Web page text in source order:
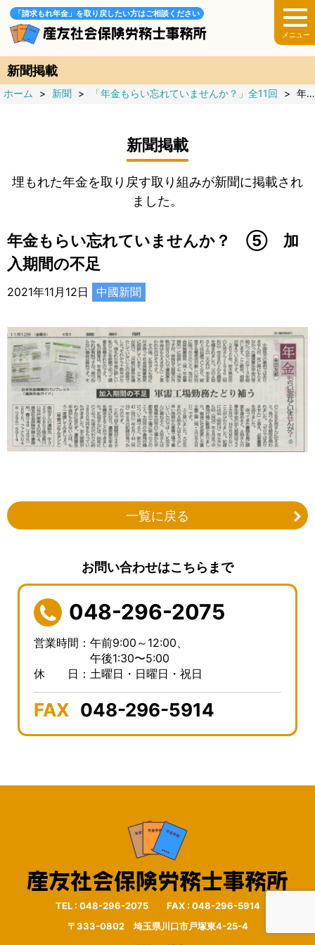
「請求もれ年金」を取り戻したい方はご相談ください
新聞掲載
ホーム > 新聞 > 「年金もらい忘れていませんか？」全11回 > 年金もらい忘れていませんか？ ⑤ 加入期間の不足
新聞掲載
埋もれた年金を取り戻す取り組みが新聞に掲載され
ました。
年金もらい忘れていませんか？ ⑤ 加
入期間の不足
2021年11月12日 中國新聞
一覧に戻る
お問い合わせはこちらまで
048-296-2075
営業時間：午前9:00～12:00、
午後1:30〜5:00
休 日：土曜日・日曜日・祝日
FAX 048-296-5914
TEL : 048-296-2075 FAX : 048-296-5914
〒333-0802 埼玉県川口市戸塚東4-25-4